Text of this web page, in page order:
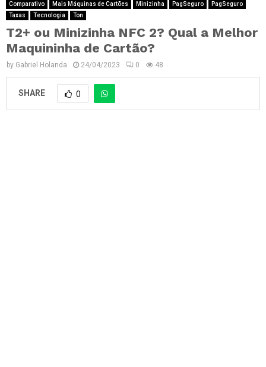
Comparativo Mais Máquinas de Cartões Minizinha PagSeguro
PagSeguro
Taxas
Tecnologia Ton
T2+ ou Minizinha NFC 2? Qual a Melhor
Maquininha de Cartão?
by Gabriel Holanda 24/04/2023 0 48
SHARE 0